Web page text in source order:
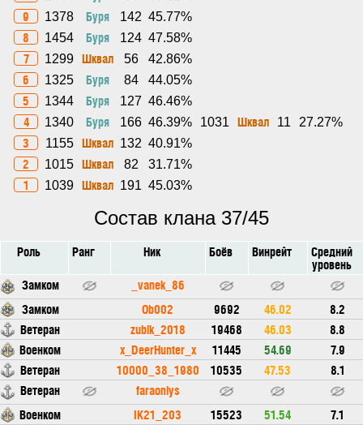
9 1378 Буря 142 45.77%
8 1454 Буря 124 47.58%
7 1299 Шквал 56 42.86%
6 1325 Буря 84 44.05%
5 1344 Буря 127 46.46%
4 1340 Буря 166 46.39% 1031 Шквал 11 27.27%
3 1155 Шквал 132 40.91%
2 1015 Шквал 82 31.71%
1 1039 Шквал 191 45.03%
Состав клана 37/45
Роль Ранг Ник Боёв Винрейт Средний
уровень
Замком
_vanek_86
Замком
Ob002 9692 46.02
8.2
Ветеран
zubik_2018 19468 46.03
8.8
Военком
x_DeerHunter_x 11445 54.69
7.9
Ветеран
10000_38_1980 10535 47.53
8.1
Ветеран
faraoniys
Военком
IK21_203 15523 51.54
7.1